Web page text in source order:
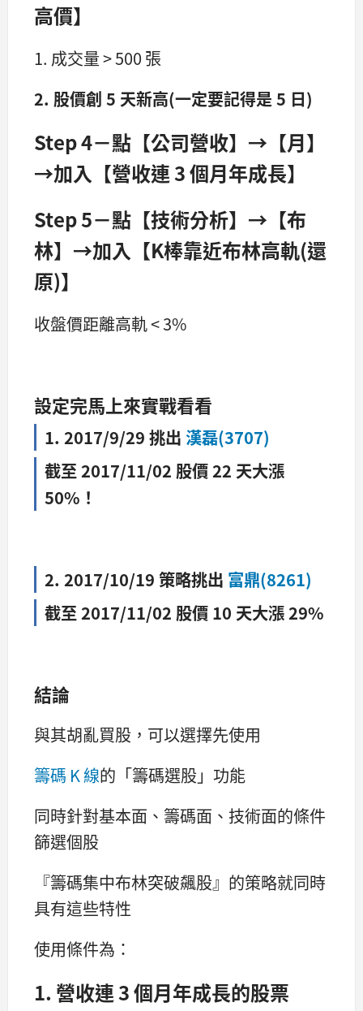
高價】
1. 成交量 > 500 張
2. 股價創 5 天新高(一定要記得是 5 日)
Step 4－點【公司營收】→【月】
→加入【營收連 3 個月年成長】
Step 5－點【技術分析】→【布
林】→加入【K棒靠近布林高軌(還
原)】
收盤價距離高軌 < 3%
設定完馬上來實戰看看
1. 2017/9/29 挑出 漢磊(3707)
截至 2017/11/02 股價 22 天大漲
50%！
2. 2017/10/19 策略挑出 富鼎(8261)
截至 2017/11/02 股價 10 天大漲 29%
結論
與其胡亂買股，可以選擇先使用
籌碼 K 線的「籌碼選股」功能
同時針對基本面、籌碼面、技術面的條件
篩選個股
『籌碼集中布林突破飆股』的策略就同時
具有這些特性
使用條件為：
1. 營收連 3 個月年成長的股票